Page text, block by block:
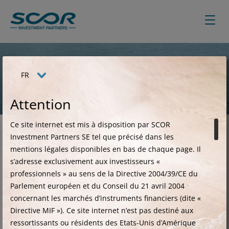
contenu
principal
Informations réglementaires
Politique d’engagement
actionnarial
La politique d’engagement actionnarial décrit la
manière dont l’entreprise intègre son rôle
FR
Attention
Ce site internet est mis à disposition par SCOR
Investment Partners SE tel que précisé dans les
mentions légales disponibles en bas de chaque page. Il
s’adresse exclusivement aux investisseurs «
professionnels » au sens de la Directive 2004/39/CE du
Parlement européen et du Conseil du 21 avril 2004
concernant les marchés d’instruments financiers (dite «
Directive MIF »). Ce site internet n’est pas destiné aux
ressortissants ou résidents des Etats-Unis d’Amérique